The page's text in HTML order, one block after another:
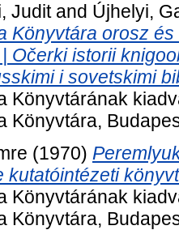
Juditand Újhelyi,
Könyvtára orosz
Očerki istorii
i sovetskimi
Könyvtárának
Könyvtára,
(1970)
kutatóintézeti
Könyvtárának
Könyvtára,